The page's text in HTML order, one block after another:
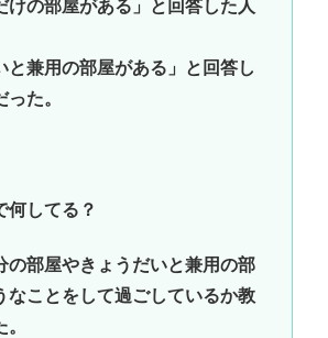
けの部屋がある」と回答した人
と兼用の部屋がある」と回答し
た。
何してる？
の部屋やきょうだいと兼用の部
なことをして過ごしているか教